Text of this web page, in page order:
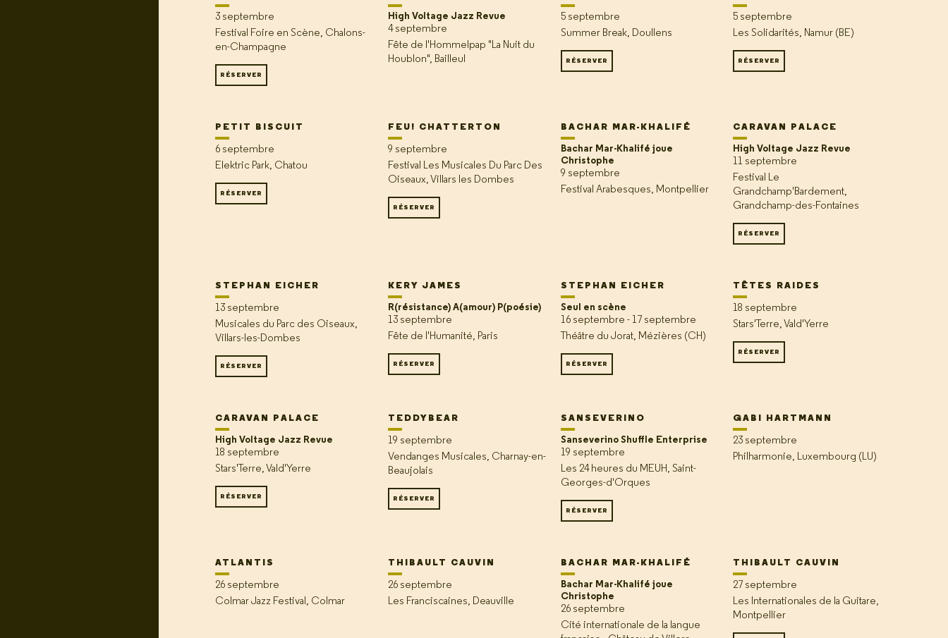
3 septembre
Festival Foire en Scène, Chalons-
en-Champagne
RÉSERVER
High Voltage Jazz Revue
4 septembre
Fête de l'Hommelpap "La Nuit du
Houblon", Bailleul
5 septembre
Summer Break, Doullens
RÉSERVER
5 septembre
Les Solidarités, Namur (BE)
RÉSERVER
PETIT BISCUIT
6 septembre
Elektric Park, Chatou
RÉSERVER
FEU! CHATTERTON
9 septembre
Festival Les Musicales Du Parc Des
Oiseaux, Villars les Dombes
RÉSERVER
BACHAR MAR-KHALIFÉ
Bachar Mar-Khalifé joue
Christophe
9 septembre
Festival Arabesques, Montpellier
CARAVAN PALACE
High Voltage Jazz Revue
11 septembre
Festival Le
Grandchamp'Bardement,
Grandchamp-des-Fontaines
RÉSERVER
STEPHAN EICHER
13 septembre
Musicales du Parc des Oiseaux,
Villars-les-Dombes
RÉSERVER
KERY JAMES
R(résistance) A(amour) P(poésie)
13 septembre
Fête de l'Humanité, Paris
RÉSERVER
STEPHAN EICHER
Seul en scène
16 septembre - 17 septembre
Théâtre du Jorat, Mézières (CH)
RÉSERVER
TÊTES RAIDES
18 septembre
Stars'Terre, Vald'Yerre
RÉSERVER
CARAVAN PALACE
High Voltage Jazz Revue
18 septembre
Stars'Terre, Vald'Yerre
RÉSERVER
TEDDYBEAR
19 septembre
Vendanges Musicales, Charnay-en-
Beaujolais
RÉSERVER
SANSEVERINO
Sanseverino Shuffle Enterprise
19 septembre
Les 24 heures du MEUH, Saint-
Georges-d'Orques
RÉSERVER
GABI HARTMANN
23 septembre
Philharmonie, Luxembourg (LU)
ATLANTIS
26 septembre
Colmar Jazz Festival, Colmar
THIBAULT CAUVIN
26 septembre
Les Franciscaines, Deauville
BACHAR MAR-KHALIFÉ
Bachar Mar-Khalifé joue
Christophe
26 septembre
Cité internationale de la langue
THIBAULT CAUVIN
27 septembre
Les Internationales de la Guitare,
Montpellier